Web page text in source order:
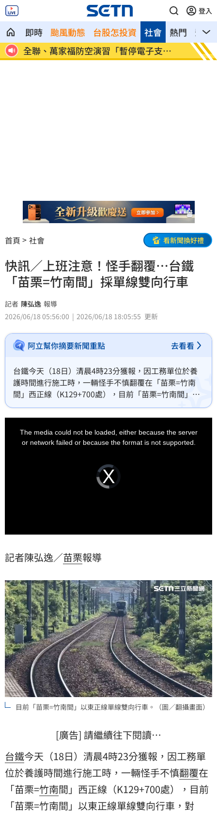
登入
即時 颱風動態 台股怎投資 熱門 影音
社會
紅 全聯、萬家福防空演習「暫停電子支
付」！
淡出
首頁 社會 看新聞換好禮
快訊／上班注意！怪手翻覆…台鐵
「苗栗=竹南間」採單線雙向行車
記者 陳弘逸 報導
2026/06/18 05:56:00
2026/06/18 18:05:55 更新
阿立幫你摘要新聞重點 去看看
台鐵今天（18日）清晨4時23分獲報，因工務單位於養
護時間進行施工時，一輛怪手不慎翻覆在「苗栗=竹南
間」西正線（K129+700處），目前「苗栗=竹南間」以
東正線單線雙向行車，對此，台鐵已指派搶修機具及人
員前往現場處理，造成旅客不便，台鐵公司深致歉忱。
Video
Player
is
loading.
The media could not be loaded, either because the server
or network failed or because the format is not supported.
記者陳弘逸／苗栗報導
目前「苗栗=竹南間」以東正線單線雙向行車。（圖／翻攝畫面）
[廣告] 請繼續往下閱讀…
台鐵今天（18日）清晨4時23分獲報，因工務單
位於養護時間進行施工時，一輛怪手不慎翻覆在
「苗栗=竹南間」西正線（K129+700處），目前
「苗栗=竹南間」以東正線單線雙向行車，對